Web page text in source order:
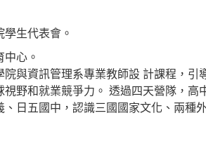
生代表會。
心。
與資訊管理系專業教師設 計課程，
野和就業競爭力。 透過四天營隊，
日五國中，認識三國國家文化、兩種